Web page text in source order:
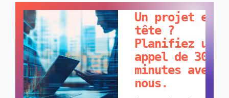
Un projet en
tête ?
Planifiez un
appel de 30
minutes avec
nous.